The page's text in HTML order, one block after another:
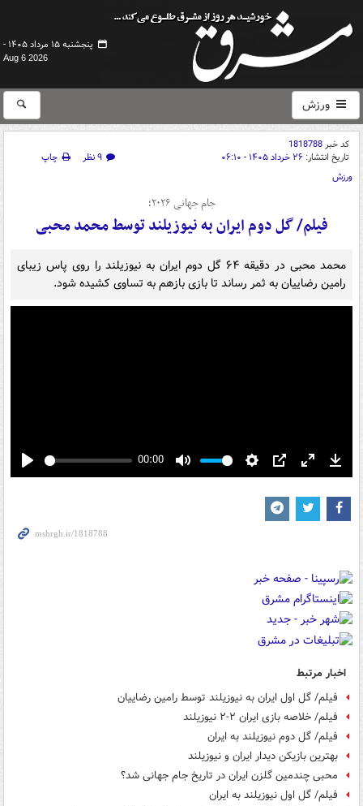
پنجشنبه ۱۵ مرداد ۱۴۰۵ -
Aug 6 2026
ورزش
کد خبر1818788
تاریخ انتشار: ۲۶ خرداد ۱۴۰۵ - ۰۶:۱۰ ۹ نظر
چاپ
ورزش
جام جهانی ۲۰۲۶؛
فیلم/ گل دوم ایران به نیوزیلند توسط محمد محبی
محمد محبی در دقیقه ۶۴ گل دوم ایران به نیوزیلند را روی پاس زیبای
رامین رضاییان به ثمر رساند تا بازی بازهم به تساوی کشیده شود.
Play
00:00
Mute Settings
PIP Enter
fullscreen
اخبار مرتبط
فیلم/ گل اول ایران به نیوزیلند توسط رامین رضاییان
فیلم/ خلاصه بازی ایران ۲-۲ نیوزیلند
فیلم/ گل دوم نیوزیلند به ایران
بهترین بازیکن دیدار ایران و نیوزیلند
محبی چندمین گلزن ایران در تاریخ جام‌ جهانی شد؟
فیلم/ گل اول نیوزیلند به ایران